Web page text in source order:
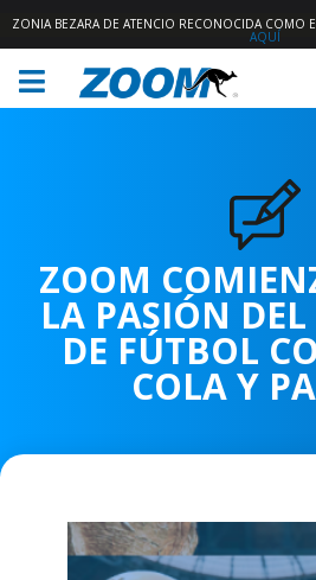
ZONIA BEZARA DE ATENCIO RECONOCIDA COMO
AQUÍ
ZOOM
LA PASIÓN
DE FÚTBOL
COLA Y